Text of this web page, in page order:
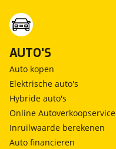
AUTO'S
Auto kopen
Elektrische auto's
Hybride auto's
Online Autoverkoopservice
Inruilwaarde berekenen
Auto financieren